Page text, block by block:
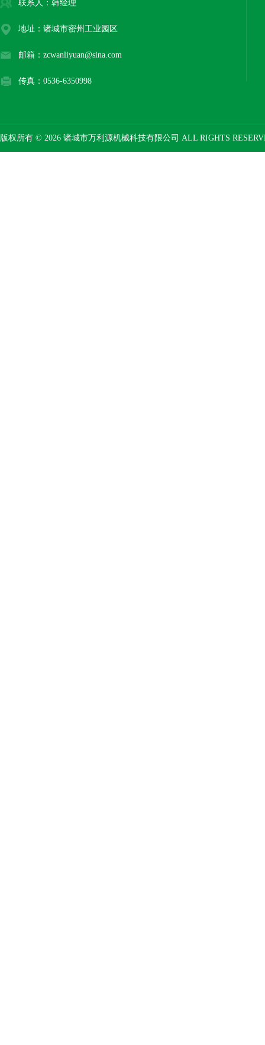
联系人：韩经理
地址：诸城市密州工业园区
邮箱：zcwanliyuan@sina.com
传真：0536-6350998
版权所有 © 2026 诸城市万利源机械科技有限公司 ALL RIGHTS